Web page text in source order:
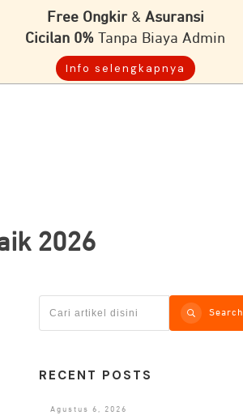
2026
Search
RECENT POSTS
Agustus 6, 2026
Free Ongkir & Asuransi
Cicilan 0%Tanpa Biaya Admin
Info selengkapnya